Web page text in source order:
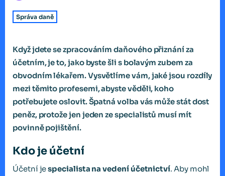
Správa daně
Když jdete se zpracováním daňového přiznání za
účetním, je to, jako byste šli s bolavým zubem za
obvodním lékařem. Vysvětlíme vám, jaké jsou rozdíly
mezi těmito profesemi, abyste věděli, koho
potřebujete oslovit. Špatná volba vás může stát dost
peněz, protože jen jeden ze specialistů musí mít
povinně pojištění.
Kdo je účetní
Účetní jespecialista na vedení účetnictví. Aby mohl